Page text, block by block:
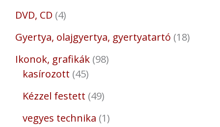
DVD, CD 4
Gyertya, olajgyertya, gyertyatartó 18
Ikonok, grafikák 98
kasírozott 45
Kézzel festett 49
vegyes technika 1